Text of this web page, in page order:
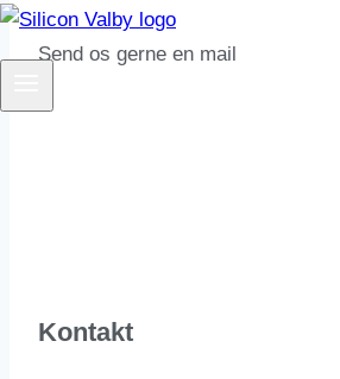
Send os gerne en mail
Kontakt